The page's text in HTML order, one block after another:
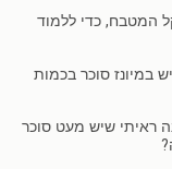
המטבח, כדי ללמוד
במיונז סוכר בכמות
גם בשמנה ראיתי שיש מעט סוכר